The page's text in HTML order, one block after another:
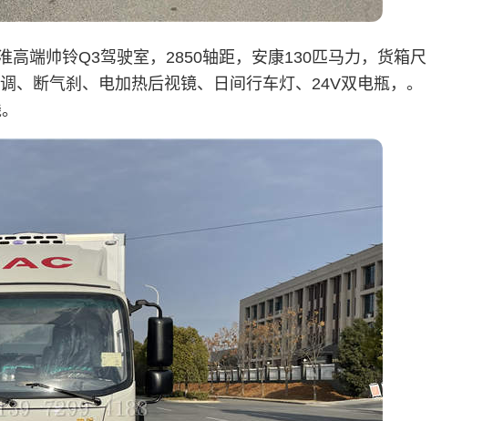
高端帅铃Q3驾驶室，2850轴距，安康130匹马力，货箱尺
断气刹、电加热后视镜、日间行车灯、24V双电瓶，。